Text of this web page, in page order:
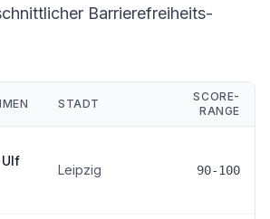
Barrierefreiheits-
Drogerien
STADT
SCORE-
RANGE
Leipzig 90-100